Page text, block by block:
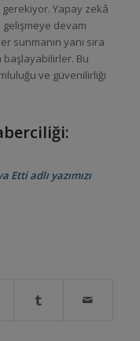
Yapay zekâ
devam
sunmanın yanı sıra
Bu
ve güvenilirliği
Ettiadlı yazımızı